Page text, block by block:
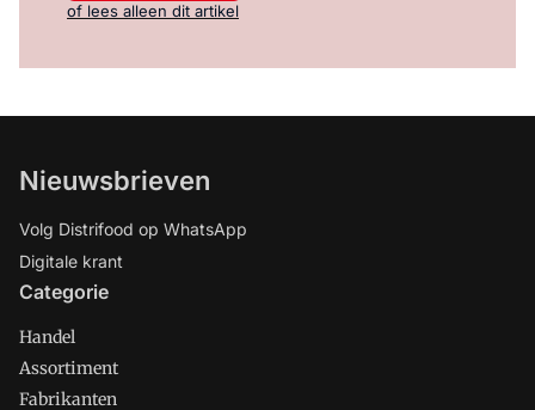
of lees alleen dit artikel
Nieuwsbrieven
Volg Distrifood op WhatsApp
Digitale krant
Categorie
Handel
Assortiment
Fabrikanten